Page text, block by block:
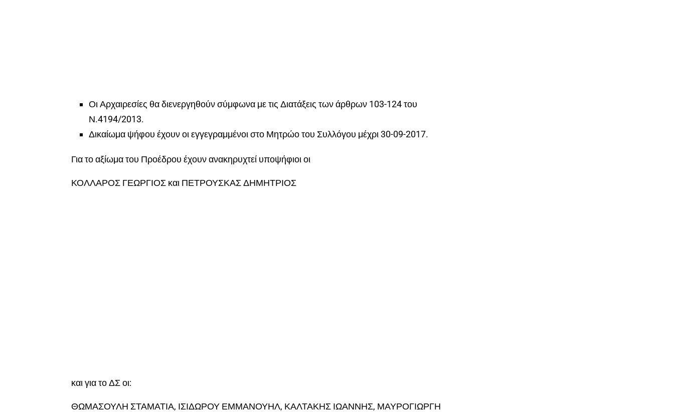
Οι Αρχαιρεσίες θα διενεργηθούν σύμφωνα με τις Διατάξεις των άρθρων 103-124 του
Ν.4194/2013.
Δικαίωμα ψήφου έχουν οι εγγεγραμμένοι στο Μητρώο του Συλλόγου μέχρι 30-09-2017.
Για το αξίωμα του Προέδρου έχουν ανακηρυχτεί υποψήφιοι οι
ΚΟΛΛΑΡΟΣ ΓΕΩΡΓΙΟΣ και ΠΕΤΡΟΥΣΚΑΣ ΔΗΜΗΤΡΙΟΣ
και για το ΔΣ οι:
ΘΩΜΑΣΟΥΛΗ ΣΤΑΜΑΤΙΑ, ΙΣΙΔΩΡΟΥ ΕΜΜΑΝΟΥΗΛ, ΚΑΛΤΑΚΗΣ ΙΩΑΝΝΗΣ, ΜΑΥΡΟΓΙΩΡΓΗ